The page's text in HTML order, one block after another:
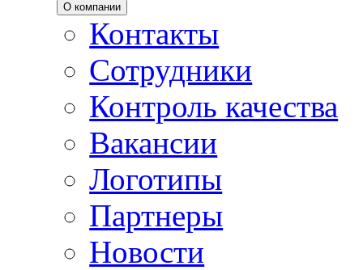
О компании
Контакты
Сотрудники
Контроль качества
Вакансии
Логотипы
Партнеры
Новости